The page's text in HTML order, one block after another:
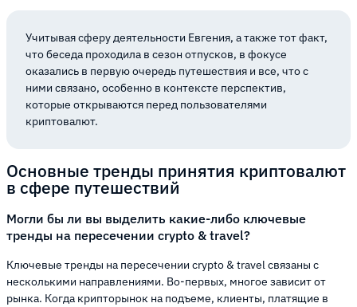
Учитывая сферу деятельности Евгения, а также тот факт,
что беседа проходила в сезон отпусков, в фокусе
оказались в первую очередь путешествия и все, что с
ними связано, особенно в контексте перспектив,
которые открываются перед пользователями
криптовалют.
Основные тренды принятия криптовалют
в сфере путешествий
Могли бы ли вы выделить какие-либо ключевые
тренды на пересечении crypto & travel?
Ключевые тренды на пересечении crypto & travel связаны с
несколькими направлениями. Во-первых, многое зависит от
рынка. Когда крипторынок на подъеме, клиенты, платящие в